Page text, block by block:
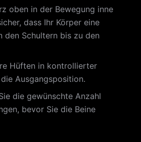
oben in der Bewegung inne
dass Ihr Körper eine
den Schultern bis zu den
Hüften in kontrollierter
Ausgangsposition.
die gewünschte Anzahl
bevor Sie die Beine